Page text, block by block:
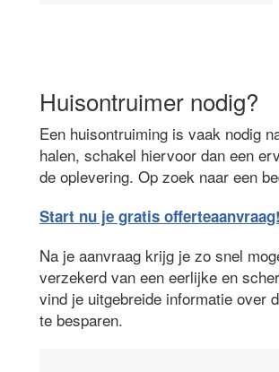
Huisontruimer nodig?
Een huisontruiming is vaak nodig
halen, schakel hiervoor dan een
de oplevering. Op zoek naar een
Start nu je gratis offerteaanvraag!
Na je aanvraag krijg je zo snel
verzekerd van een eerlijke en
vind je uitgebreide informatie over
te besparen.